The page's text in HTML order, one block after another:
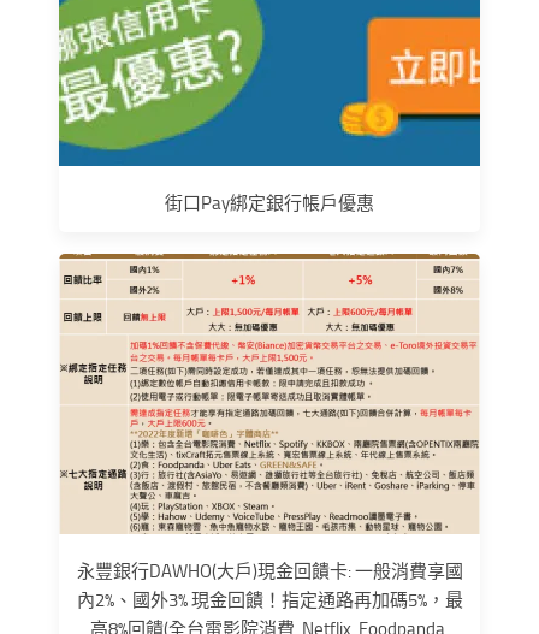
街口Pay綁定銀行帳戶優惠
永豐銀行DAWHO(大戶)現金回饋卡: 一般消費享國
內2%、國外3% 現金回饋！指定通路再加碼5%，最
高8%回饋(全台電影院消費, Netflix, Foodpanda,